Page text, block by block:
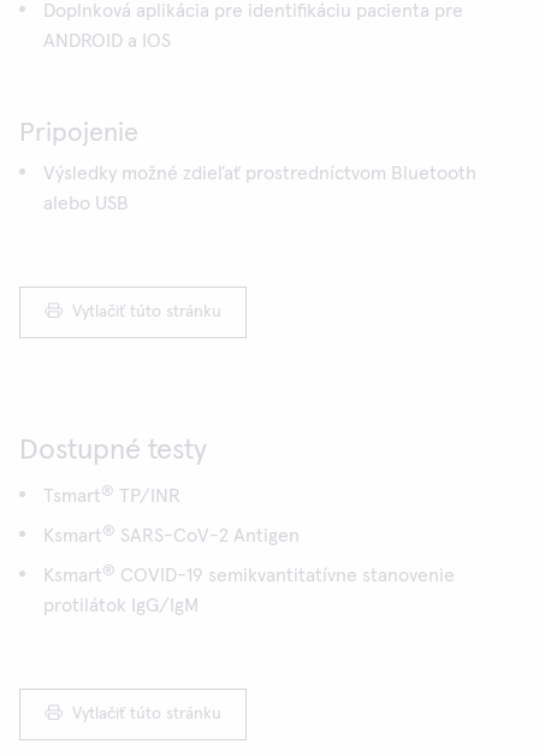
Doplnková aplikácia pre identifikáciu pacienta pre
ANDROID a IOS
Pripojenie
Výsledky možné zdieľať prostredníctvom Bluetooth
alebo USB
Vytlačiť túto stránku
Dostupné testy
Tsmart® TP/INR
Ksmart® SARS-CoV-2 Antigen
Ksmart® COVID-19 semikvantitatívne stanovenie
protilátok IgG/IgM
Vytlačiť túto stránku